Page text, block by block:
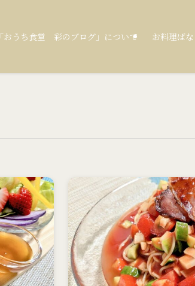
「おうち食堂 彩のブログ」について お料理ば